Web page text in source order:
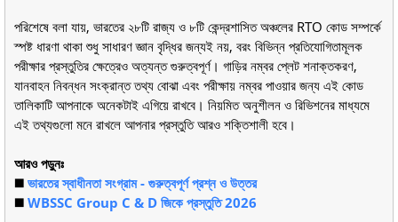
পরিশেষে বলা যায়, ভারতের ২৮টি রাজ্য ও ৮টি কেন্দ্রশাসিত অঞ্চলের RTO কোড সম্পর্কে
স্পষ্ট ধারণা থাকা শুধু সাধারণ জ্ঞান বৃদ্ধির জন্যই নয়, বরং বিভিন্ন প্রতিযোগিতামূলক
পরীক্ষার প্রস্তুতির ক্ষেত্রেও অত্যন্ত গুরুত্বপূর্ণ। গাড়ির নম্বর প্লেট শনাক্তকরণ,
যানবাহন নিবন্ধন সংক্রান্ত তথ্য বোঝা এবং পরীক্ষায় নম্বর পাওয়ার জন্য এই কোড
তালিকাটি আপনাকে অনেকটাই এগিয়ে রাখবে। নিয়মিত অনুশীলন ও রিভিশনের মাধ্যমে
এই তথ্যগুলো মনে রাখলে আপনার প্রস্তুতি আরও শক্তিশালী হবে।
আরও পড়ুনঃ
◼️ ভারতের স্বাধীনতা সংগ্রাম - গুরুত্বপূর্ণ প্রশ্ন ও উত্তর
◼️ WBSSC Group C & D জিকে প্রস্তুতি 2026